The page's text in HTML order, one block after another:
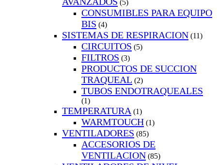
(5)
CONSUMIBLES PARA EQUIPO
BIS (4)
SISTEMAS DE RESPIRACION (11)
CIRCUITOS (5)
FILTROS (3)
PRODUCTOS DE SUCCION
TRAQUEAL (2)
TUBOS ENDOTRAQUEALES
(1)
TEMPERATURA (1)
WARMTOUCH (1)
VENTILADORES (85)
ACCESORIOS DE
VENTILACION (85)